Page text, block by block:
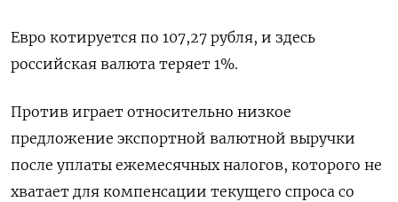
Евро котируется по 107,27 рубля, и здесь
российская валюта теряет 1%.
Против играет относительно низкое
предложение экспортной валютной выручки
после уплаты ежемесячных налогов, которого не
хватает для компенсации текущего спроса со